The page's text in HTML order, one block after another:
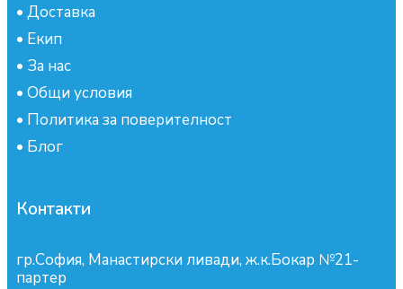
• Доставка
• Екип
• За нас
• Общи условия
• Политика за поверителност
• Блог
Контакти
гр.София, Манастирски ливади, ж.к.Бокар №21-
партер